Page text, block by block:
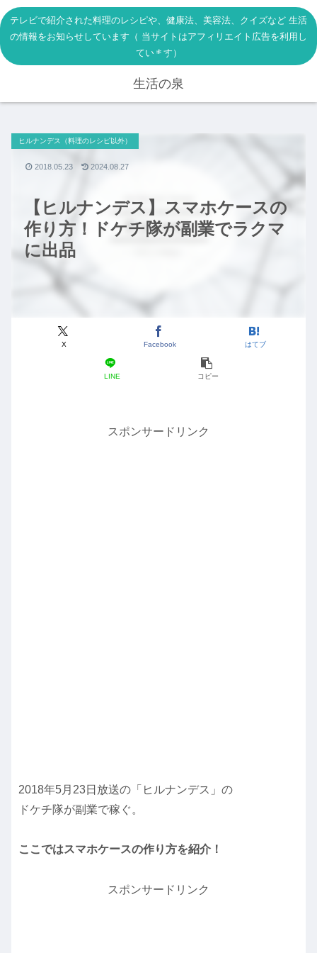
テレビで紹介された料理のレシピや、健康法、美容法、クイズなど 生活
の情報をお知らせしています（ 当サイトはアフィリエイト広告を利用し
ています）
生活の泉
【ヒルナンデス】スマホケースの
作り方！ドケチ隊が副業でラクマ
に出品
ヒルナンデス（料理のレシピ以外）
X Facebook はてブ
LINE コピー
2018.05.23 2024.08.27
スポンサードリンク
2018年5月23日放送の「ヒルナンデス」の
ドケチ隊が副業で稼ぐ。
ここではスマホケースの作り方を紹介！
スポンサードリンク